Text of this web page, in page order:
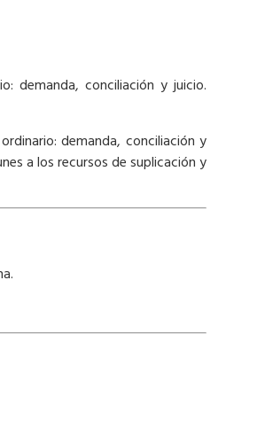
demanda, conciliación y juicio.
demanda, conciliación y
a los recursos de suplicación y